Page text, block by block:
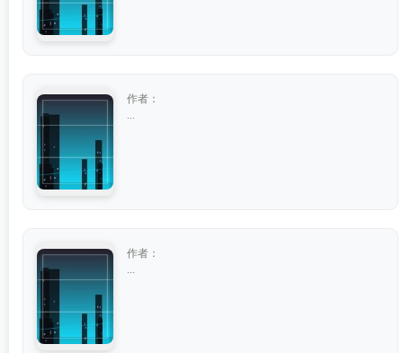
作者：
作者：